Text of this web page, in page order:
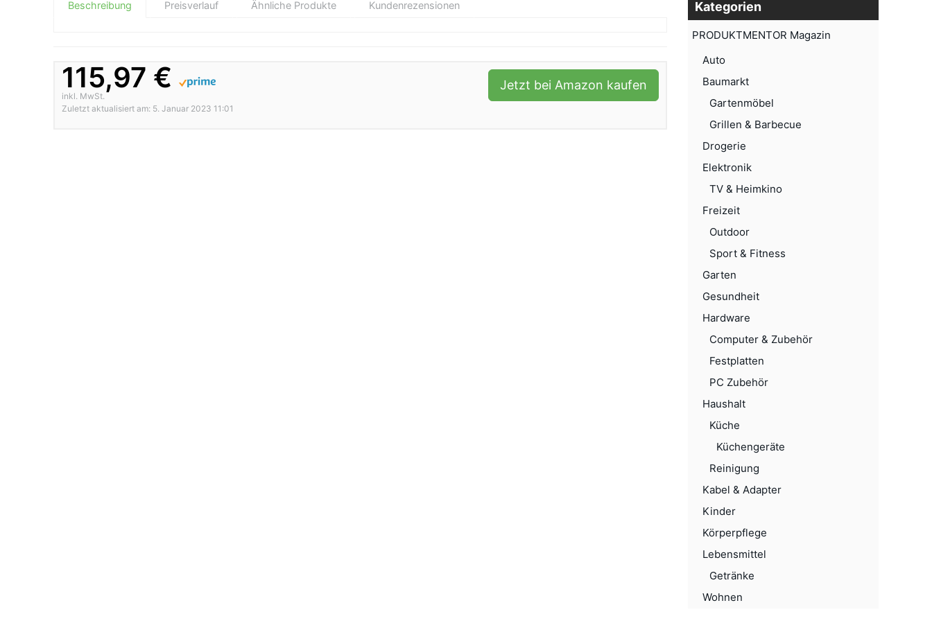
Beschreibung Preisverlauf Ähnliche Produkte Kundenrezensionen
115,97 €
inkl. MwSt.
Zuletzt aktualisiert am: 5. Januar 2023 11:01
Jetzt bei Amazon kaufen
Kategorien
PRODUKTMENTOR Magazin
Auto
Baumarkt
Gartenmöbel
Grillen & Barbecue
Drogerie
Elektronik
TV & Heimkino
Freizeit
Outdoor
Sport & Fitness
Garten
Gesundheit
Hardware
Computer & Zubehör
Festplatten
PC Zubehör
Haushalt
Küche
Küchengeräte
Reinigung
Kabel & Adapter
Kinder
Körperpflege
Lebensmittel
Getränke
Wohnen